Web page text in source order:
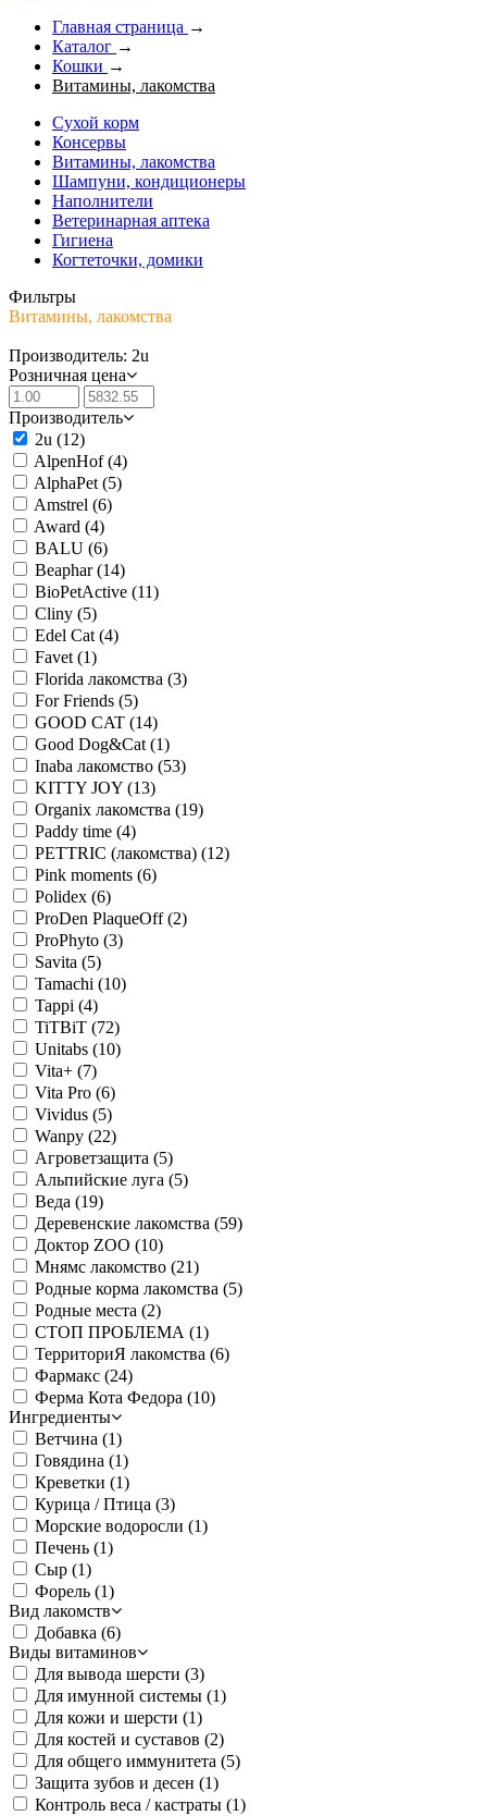
Главная страница →
Каталог →
Кошки →
Витамины, лакомства
Сухой корм
Консервы
Витамины, лакомства
Шампуни, кондиционеры
Наполнители
Ветеринарная аптека
Гигиена
Когтеточки, домики
Фильтры
Витамины, лакомства
Производитель: 2u
Розничная цена
Производитель
2u (12)
AlpenHof(4)
AlphaPet (5)
Amstrel (6)
Award (4)
BALU (6)
Beaphar(14)
BioPetActive (11)
Cliny (5)
Edel Cat (4)
Favet (1)
Florida лакомства (3)
For Friends (5)
GOOD CAT (14)
Good Dog&Cat (1)
Inaba лакомство (53)
KITTY JOY (13)
Organix лакомства (19)
Paddy time (4)
PETTRIC (лакомства) (12)
Pink moments (6)
Polidex (6)
ProDen PlaqueOff(2)
ProPhyto (3)
Savita (5)
Tamachi (10)
Tappi (4)
TiTBiT (72)
Unitabs (10)
Vita+ (7)
Vita Pro (6)
Vividus (5)
Wanpy (22)
Агроветзащита (5)
Альпийские луга (5)
Веда (19)
Деревенские лакомства (59)
Доктор ZOO (10)
Мнямс лакомство (21)
Родные корма лакомства (5)
Родные места (2)
СТОП ПРОБЛЕМА (1)
ТерриториЯ лакомства (6)
Фармакс (24)
Ферма Кота Федора (10)
Ингредиенты
Ветчина (1)
Говядина (1)
Креветки (1)
Курица / Птица (3)
Морские водоросли (1)
Печень (1)
Сыр (1)
Форель (1)
Вид лакомств
Добавка (6)
Виды витаминов
Для вывода шерсти (3)
Для имунной системы (1)
Для кожи и шерсти (1)
Для костей и суставов (2)
Для общего иммунитета (5)
Защита зубов и десен (1)
Контроль веса / кастраты (1)